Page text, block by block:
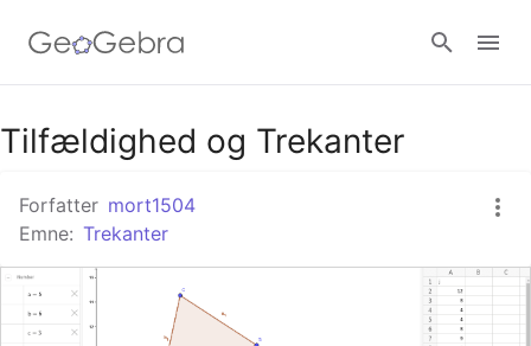
Google Classroom
GeoGebra Classroom
Tilfældighed og Trekanter
Forfatter mort1504
Emne: Trekanter